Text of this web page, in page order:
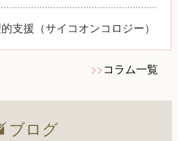
支援（サイコオンコロジー）
>>コラム一覧
ブログ